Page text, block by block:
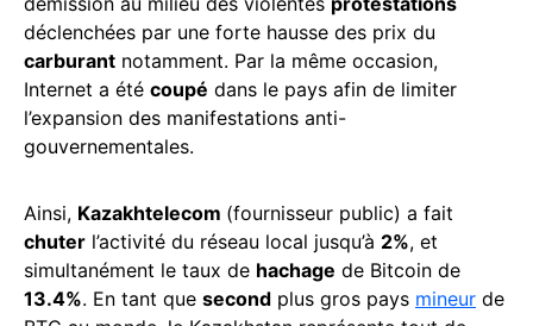
déclenchées par une forte hausse des prix du
carburant notamment. Par la même occasion,
Internet a été coupé dans le pays afin de limiter
l’expansion des manifestations anti-
gouvernementales.
Ainsi, Kazakhtelecom (fournisseur public) a fait
chuter l’activité du réseau local jusqu’à 2%, et
simultanément le taux de hachage de Bitcoin de
13.4%. En tant que second plus gros pays mineur de